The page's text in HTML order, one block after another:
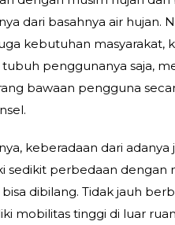
dari basahnya air hujan.
kebutuhan masyarakat,
penggunanya saja,
bawaan pengguna
keberadaan dari adanya
sedikit perbedaan dengan
dibilang. Tidak jauh
mobilitas tinggi di luar